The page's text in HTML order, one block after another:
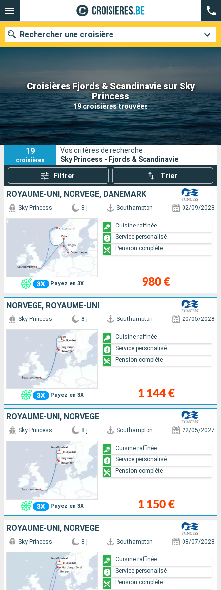
Croisières Fjords & Scandinavie sur Sky
Princess
19 croisières trouvées
Rechercher une croisière
Nos destinations
Mois de départ
Ports Compagnies
Rechercher
19
croisières
Vos critères de recherche :
Sky Princess - Fjords & Scandinavie
Filtrer Trier
ROYAUME-UNI, NORVÈGE, DANEMARK
Payez en 3X
Sky Princess 8 j Southampton 02/09/2028
980 €
Cuisine raffinée
Service personalisé
Pension complète
NORVÈGE, ROYAUME-UNI
Payez en 3X
Sky Princess 8 j Southampton 20/05/2028
1 144 €
Cuisine raffinée
Service personalisé
Pension complète
ROYAUME-UNI, NORVÈGE
Payez en 3X
Sky Princess 8 j Southampton 22/05/2027
1 150 €
Cuisine raffinée
Service personalisé
Pension complète
ROYAUME-UNI, NORVÈGE
Sky Princess 8 j Southampton 08/07/2028
Cuisine raffinée
Service personalisé
Pension complète